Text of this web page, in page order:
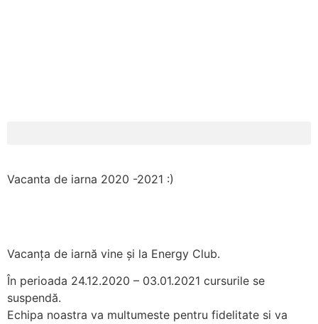
Vacanta de iarna 2020 -2021 :)
Vacanța de iarnă vine și la Energy Club.
În perioada 24.12.2020 – 03.01.2021 cursurile se
suspendă.
Echipa noastra va multumeste pentru fidelitate si va